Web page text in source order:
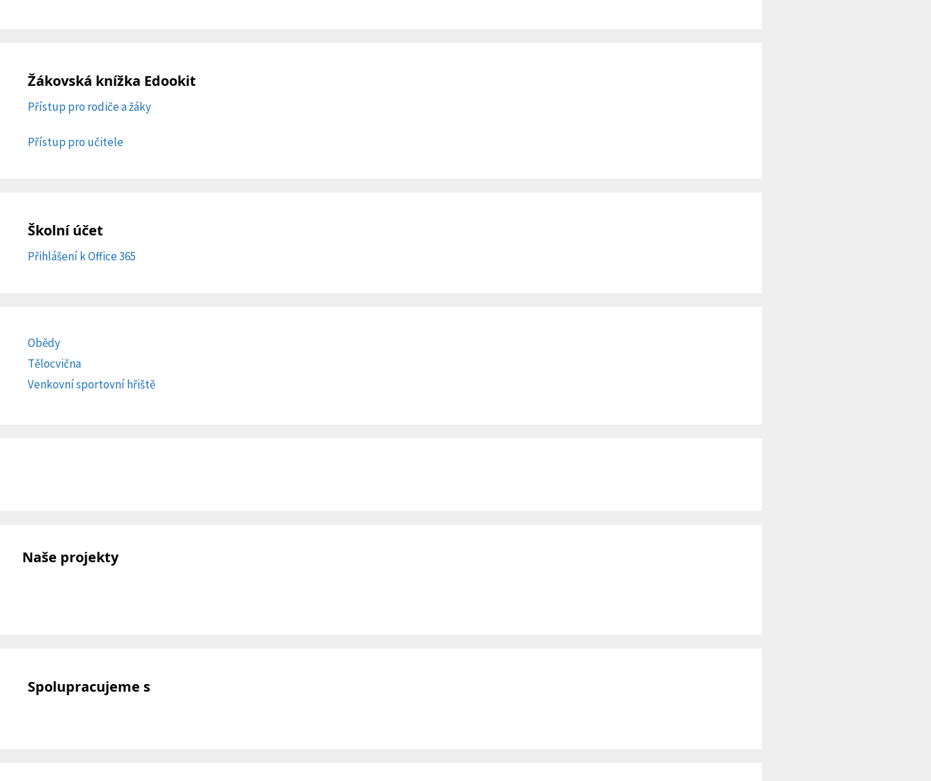
Žákovská knížka Edookit
Přístup pro rodiče a žáky
Přístup pro učitele
Školní účet
Přihlášení k Office 365
Obědy
Tělocvična
Venkovní sportovní hřiště
Naše projekty
Spolupracujeme s